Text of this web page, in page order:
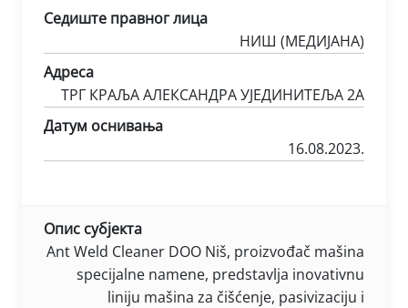
Седиште правног лица
НИШ (МЕДИЈАНА)
Адреса
ТРГ КРАЉА АЛЕКСАНДРА УЈЕДИНИТЕЉА 2А
Датум оснивања
16.08.2023.
Опис субјекта
Ant Weld Cleaner DOO Niš, proizvođač mašina
specijalne namene, predstavlja inovativnu
liniju mašina za čišćenje, pasivizaciju i